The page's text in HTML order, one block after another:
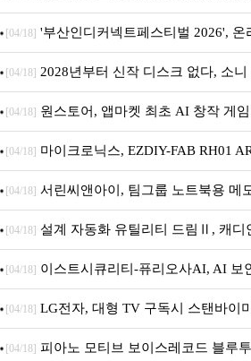
퍼 대기
[04/18] '부산인디커넥트페스티벌 2026', 온
개막... 22일간 진행
[04/18] 2028년부터 신작 디스크 없다, 소니
문 추가
[04/18] 원스토어, 앱마켓 최초 AI 창작 게
[04/18] 마이크로닉스, EZDIY-FAB RH01
시
[04/18] 서린씨앤아이, 팀그룹 노트북용 메
5600MHz 16GB 출시
[04/18] 설계 자동화 유틸리티 드림Ⅱ, 캐디
무상 배포
[04/18] 이스트시큐리티-퓨리오사AI, AI
세대 AI 보안 플랫폼 구축
[04/18] LG전자, 대형 TV 구독시 스탠바이
[04/18] 피아노 모티브 보이스레코드 블루